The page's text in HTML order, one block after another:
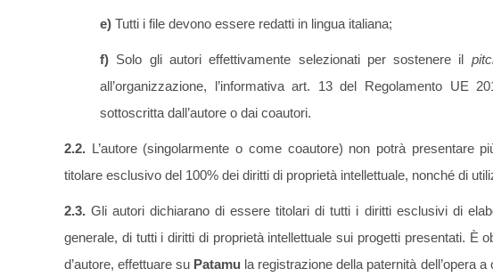
e) Tutti i file devono essere redatti in lingua italiana;
f) Solo gli autori effettivamente selezionati per sostenere il
all’organizzazione, l’informativa art. 13 del Regolamento UE
sottoscritta dall’autore o dai coautori.
2.2. L’autore (singolarmente o come coautore) non potrà presentare
titolare esclusivo del 100% dei diritti di proprietà intellettuale, nonché di
2.3. Gli autori dichiarano di essere titolari di tutti i diritti esclusivi di
generale, di tutti i diritti di proprietà intellettuale sui progetti presentati. È
d’autore, effettuare su Patamu la registrazione della paternità dell’opera